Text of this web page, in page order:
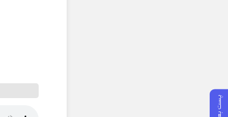
پست بعدی